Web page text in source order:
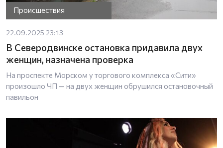
Происшествия
22.09.2025 23:13
В Северодвинске остановка придавила двух
женщин, назначена проверка
На проспекте Морском у торгового комплекса «Сити»
произошло ЧП — на двух женщин обрушился остановочный
павильон